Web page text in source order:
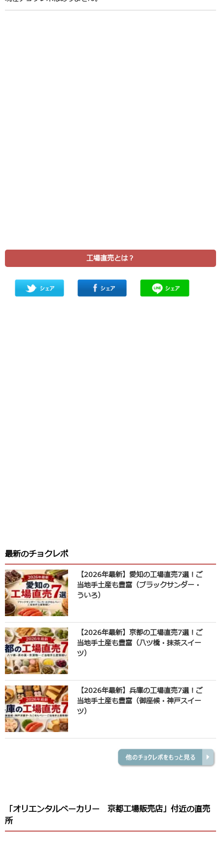
工場直売とは？
最新のチョクレポ
【2026年最新】愛知の工場直売7選！ご
当地手土産も豊富（ブラックサンダー・
ういろ）
【2026年最新】京都の工場直売7選！ご
当地手土産も豊富（八ツ橋・抹茶スイー
ツ）
【2026年最新】兵庫の工場直売7選！ご
当地手土産も豊富（御座候・神戸スイー
ツ）
「オリエンタルベーカリー 京都工場販売店」付近の直売
所